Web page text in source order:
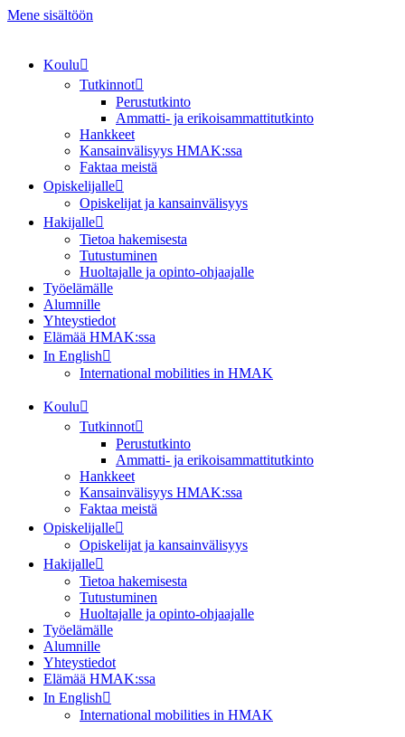
Mene sisältöön
Koulu
Tutkinnot
Perustutkinto
Ammatti- ja erikoisammattitutkinto
Hankkeet
Kansainvälisyys HMAK:ssa
Faktaa meistä
Opiskelijalle
Opiskelijat ja kansainvälisyys
Hakijalle
Tietoa hakemisesta
Tutustuminen
Huoltajalle ja opinto-ohjaajalle
Työelämälle
Alumnille
Yhteystiedot
Elämää HMAK:ssa
In English
International mobilities in HMAK
Koulu
Tutkinnot
Perustutkinto
Ammatti- ja erikoisammattitutkinto
Hankkeet
Kansainvälisyys HMAK:ssa
Faktaa meistä
Opiskelijalle
Opiskelijat ja kansainvälisyys
Hakijalle
Tietoa hakemisesta
Tutustuminen
Huoltajalle ja opinto-ohjaajalle
Työelämälle
Alumnille
Yhteystiedot
Elämää HMAK:ssa
In English
International mobilities in HMAK